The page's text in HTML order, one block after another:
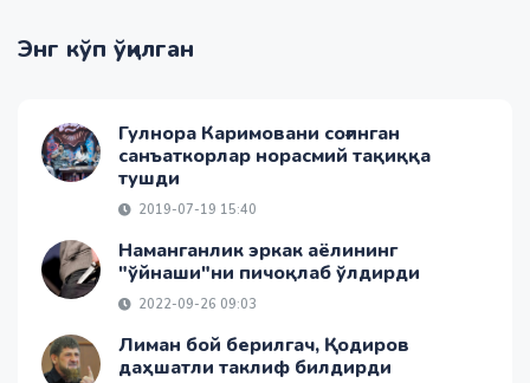
Энг кўп ўқилган
Гулнора Каримовани соғинган
санъаткорлар норасмий тақиққа
тушди
2019-07-19 15:40
Наманганлик эркак аёлининг
"ўйнаши"ни пичоқлаб ўлдирди
2022-09-26 09:03
Лиман бой берилгач, Қодиров
даҳшатли таклиф билдирди